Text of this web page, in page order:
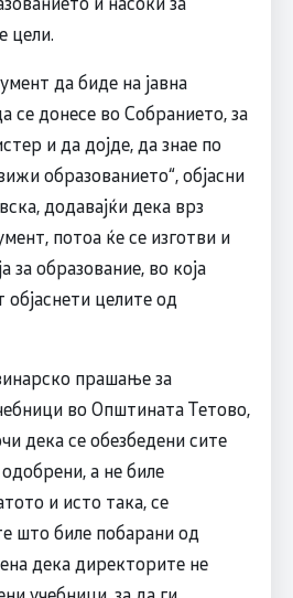
цели.
да биде на јавна
се донесе во Собранието, за
и да дојде, да знае по
образованието“, објасни
додавајќи дека врз
потоа ќе се изготви и
за образование, во која
целите од
прашање за
во Општината Тетово,
дека се обезбедени сите
а не биле
и исто така, се
што биле побарани од
дека директорите не